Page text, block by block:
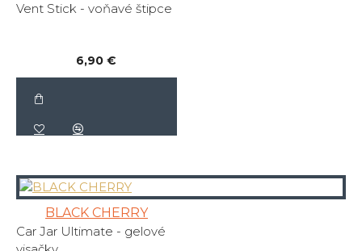
Vent Stick - voňavé štipce
6,90 €
BLACK CHERRY
Car Jar Ultimate - gelové